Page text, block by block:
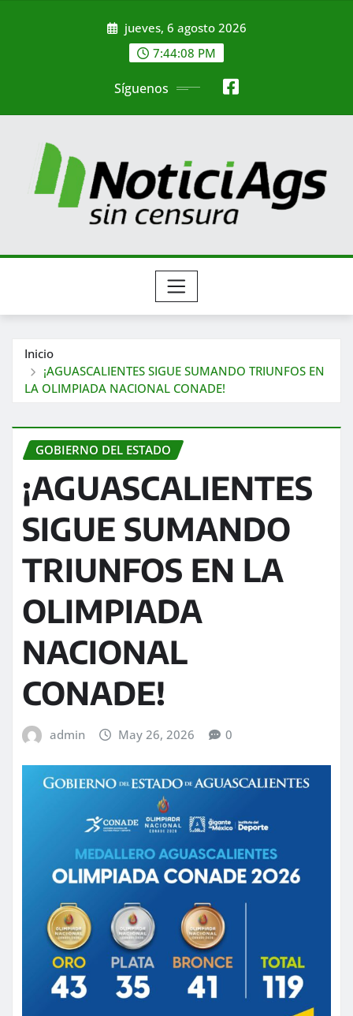
jueves, 6 agosto 2026
7:44:10 PM
Síguenos
Inicio
¡AGUASCALIENTES SIGUE SUMANDO TRIUNFOS EN
LA OLIMPIADA NACIONAL CONADE!
GOBIERNO DEL ESTADO
¡AGUASCALIENTES
SIGUE SUMANDO
TRIUNFOS EN LA
OLIMPIADA
NACIONAL
CONADE!
admin May 26, 2026 0